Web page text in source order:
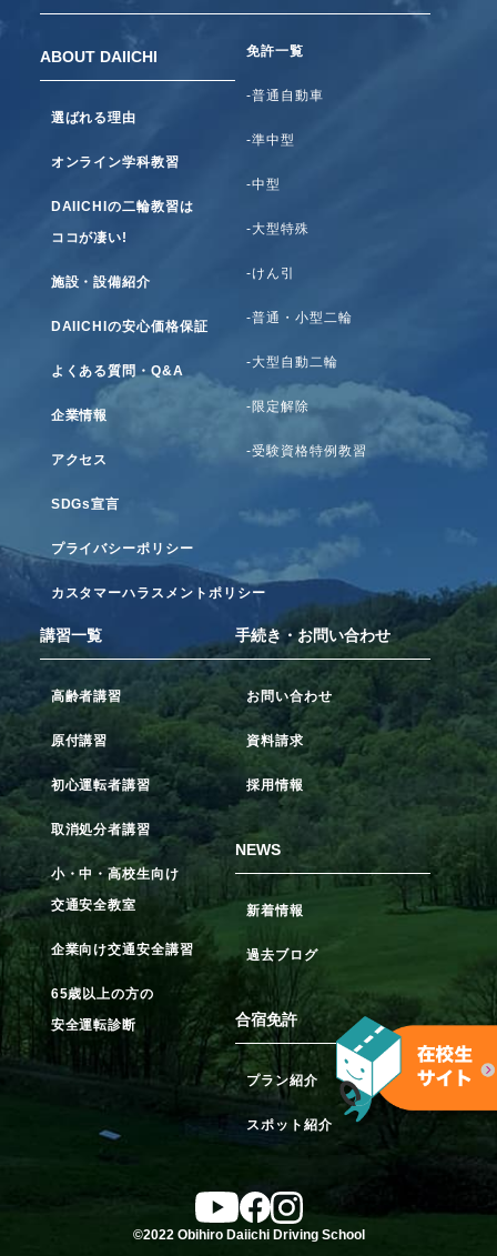
ABOUT DAIICHI
選ばれる理由
オンライン学科教習
DAIICHIの二輪教習は
ココが凄い!
施設・設備紹介
DAIICHIの安心価格保証
よくある質問・Q&A
企業情報
アクセス
SDGs宣言
プライバシーポリシー
カスタマーハラスメントポリシー
免許一覧
-普通自動車
-準中型
-中型
-大型特殊
-けん引
-普通・小型二輪
-大型自動二輪
-限定解除
-受験資格特例教習
講習一覧
高齢者講習
原付講習
初心運転者講習
取消処分者講習
小・中・高校生向け
交通安全教室
企業向け交通安全講習
65歳以上の方の
安全運転診断
手続き・お問い合わせ
お問い合わせ
資料請求
採用情報
NEWS
新着情報
過去ブログ
合宿免許
プラン紹介
スポット紹介
©2022 Obihiro Daiichi Driving School